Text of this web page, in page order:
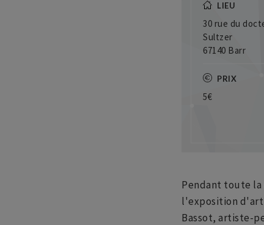
LIEU
30 rue du
Sultzer
67140 Barr
PRIX
5€
Pendant toute la
l'exposition d'art
Bassot, artiste-